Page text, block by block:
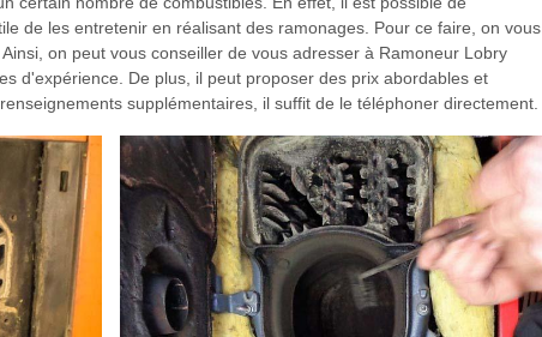
de les entretenir en réalisant des ramonages. Pour ce faire, on vous
on peut vous conseiller de vous adresser à Ramoneur Lobry
d'expérience. De plus, il peut proposer des prix abordables et
supplémentaires, il suffit de le téléphoner directement.